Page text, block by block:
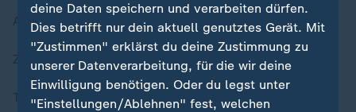
Aktuelle Sendungs-Videos
ZDFheute Stories
Themen im Überblick
deine Daten speichern und verarbeiten dürfen.
Dies betrifft nur dein aktuell genutztes Gerät. Mit
"Zustimmen" erklärst du deine Zustimmung zu
unserer Datenverarbeitung, für die wir deine
Einwilligung benötigen. Oder du legst unter
"Einstellungen/Ablehnen" fest, welchen